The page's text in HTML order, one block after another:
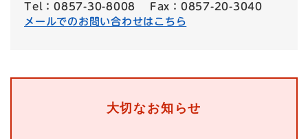
Tel：0857-30-8008
Fax：0857-20-3040
メールでのお問い合わせはこちら
大切なお知らせ